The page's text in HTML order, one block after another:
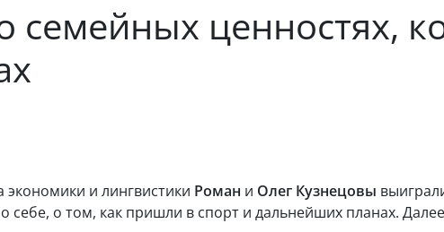
семейных ценностях,
экономики и лингвистики Роман и Олег Кузнецовы
о себе, о том, как пришли в спорт и дальнейших планах.